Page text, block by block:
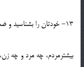
13- خودتان را بشناسيد و ضعف هاي تان را جبران کنيد:
بيشترمردم، چه مرد و چه